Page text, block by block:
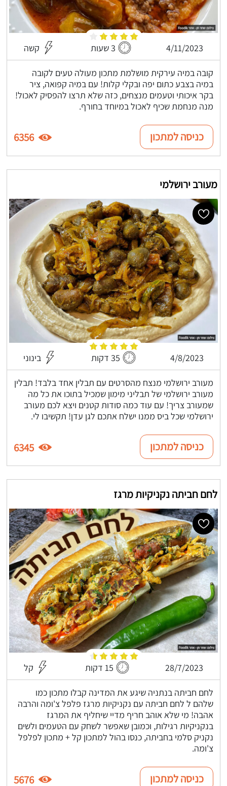
4/11/2023 3 שעות קשה
קובה במיה עירקית מושלמת מתכון מעולה טעים לקובה
במיה בצבע כתום יפה ובקלי קלות! עם במיה קפואה, ציר
בקר איכותי וטעמים מנצחים, כזה שלא תרצו להפסיק לאכול!
מנה מנחמת שכיף לאכול במיוחד בחורף.
כניסה למתכון 6356
מעורב ירושלמי
4/8/2023 35 דקות בינוני
מעורב ירושלמי מנצח מהסרטים עם תבלין אחד בלבד! תבלין
מעורב ירושלמי של תבליני מימון שמכיל בתוכו את כל מה
שמעורב צריך! עם עוד כמה סודות קטנים ויצא לכם מעורב
ירושלמי שכל ביס ממנו ישלח אתכם לגן עדן! תקשיבו לי.
כניסה למתכון 6345
לחם חביתה נקניקיות מרגז
28/7/2023 15 דקות קל
לחם חביתה בנתניה שיגע את המדינה קבלו מתכון כמו
שלהם ל לחם חביתה עם נקניקיות מרגז פלפל צ'ומה והרבה
אהבה! מי שלא אוהב חריף מדיי שיחליף את המרגז
בנקניקיות רגילות, וכמובן שאפשר לשחק עם הטעמים ולשים
נקניק סלמי בחביתה, כנסו בהול למתכון קל + מתכון לפלפל
צ'ומה.
כניסה למתכון 5676